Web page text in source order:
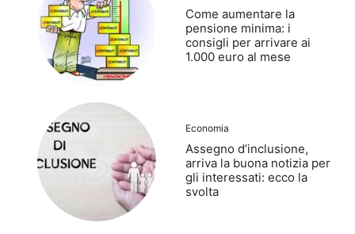
Come aumentare la
pensione minima: i
consigli per arrivare ai
1.000 euro al mese
Economia
Assegno d’inclusione,
arriva la buona notizia per
gli interessati: ecco la
svolta